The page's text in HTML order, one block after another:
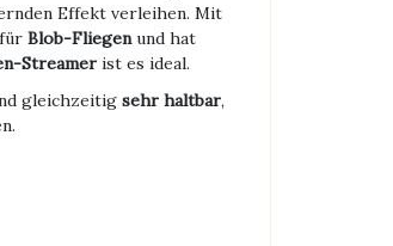
Effekt verleihen. Mit
Blob-Fliegenund hat
Streamer ist es ideal.
gleichzeitig sehr haltbar,